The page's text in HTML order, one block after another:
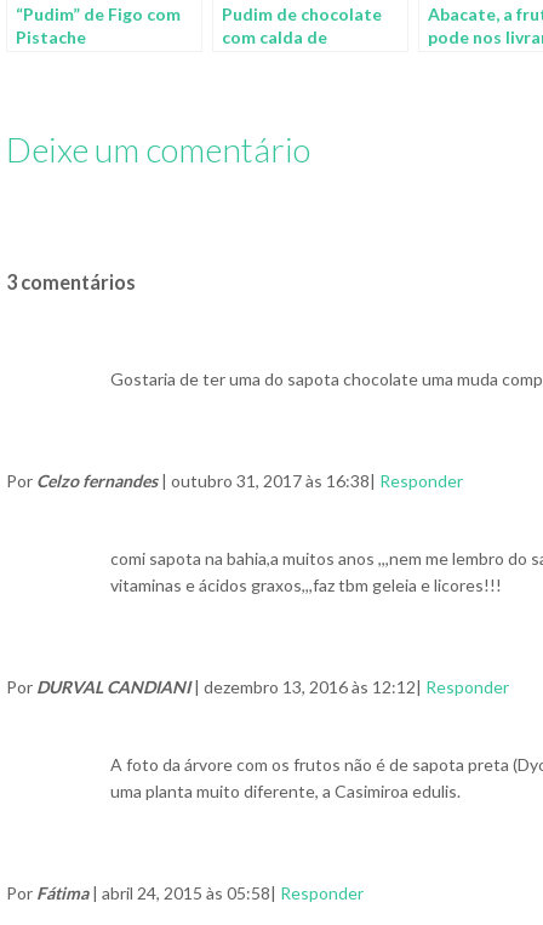
“Pudim” de Figo com
Pistache
Pudim de chocolate
com calda de
Abacate, a
pode nos
Deixe um comentário
3 comentários
Gostaria de ter uma do sapota chocolate uma muda
Por Celzo fernandes| outubro 31, 2017 às 16:38| Responder
comi sapota na bahia,a muitos anos ,,,nem me lembro do
vitaminas e ácidos graxos,,,faz tbm geleia e licores!!!
Por DURVAL CANDIANI| dezembro 13, 2016 às 12:12| Responder
A foto da árvore com os frutos não é de sapota preta
uma planta muito diferente, a Casimiroa edulis.
Por Fátima| abril 24, 2015 às 05:58| Responder